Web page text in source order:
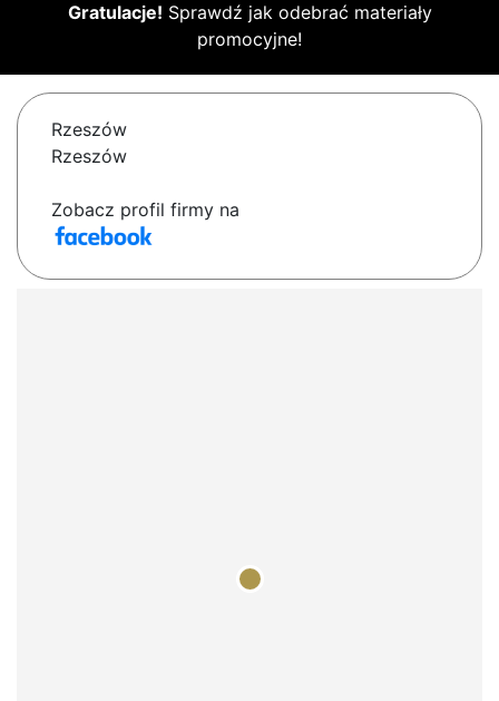
Gratulacje! Sprawdź jak odebrać materiały
promocyjne!
Rzeszów
Rzeszów
Zobacz profil firmy na